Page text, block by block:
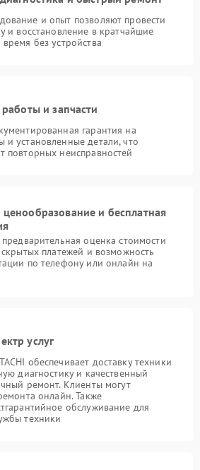
и опыт позволяют провести
и восстановление в кратчайшие
без устройства
и запчасти
гарантия на
и установленные детали, что
повторных неисправностей
и бесплатная
оценка стоимости
скрытых платежей и возможность
по телефону или онлайн на
услуг
обеспечивает доставку техники
диагностику и качественный
ремонт. Клиенты могут
онлайн. Также
обслуживание для
техники